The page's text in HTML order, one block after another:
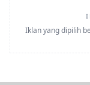
Iklan yang dipilih